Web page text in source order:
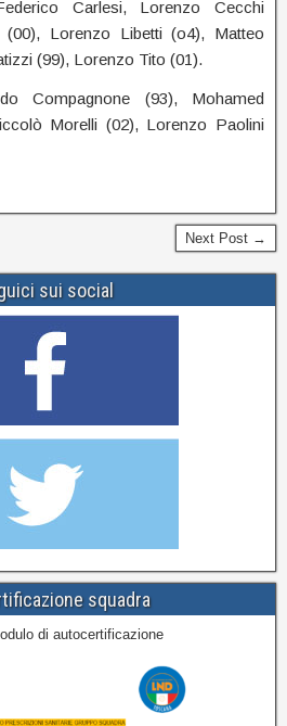
Carlesi, Lorenzo Cecchi
(00), Lorenzo Libetti (o4), Matteo
(99), Lorenzo Tito (01).
Compagnone (93), Mohamed
Morelli (02), Lorenzo Paolini
Next Post →
sui social
squadra
di autocertificazione